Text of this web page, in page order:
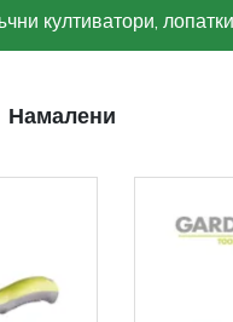
култиватори,
Намалени